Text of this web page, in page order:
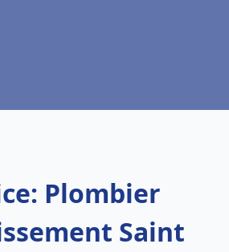
Plombier
Saint